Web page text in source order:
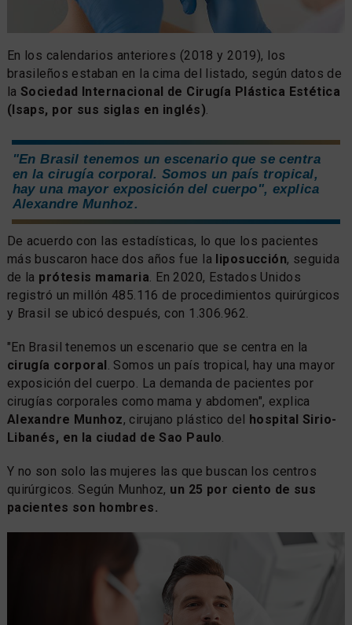
En los calendarios anteriores (2018 y 2019), los
brasileños estaban en la cima del listado, según datos de
la Sociedad Internacional de Cirugía Plástica Estética
(Isaps, por sus siglas en inglés)
"En Brasil tenemos un escenario que se centra
en la cirugía corporal. Somos un país tropical,
hay una mayor exposición del cuerpo", explica
Alexandre Munhoz.
De acuerdo con las estadísticas, lo que los pacientes
más buscaron hace dos años fue la liposucción, seguida
de la prótesis mamaria. En 2020, Estados Unidos
registró un millón 485.116 de procedimientos quirúrgicos
y Brasil se ubicó después, con 1.306.962.
"En Brasil tenemos un escenario que se centra en la
cirugía corporal. Somos un país tropical, hay una mayor
exposición del cuerpo. La demanda de pacientes por
cirugías corporales como mama y abdomen", explica
Alexandre Munhoz, cirujano plástico del hospital Sirio-
Libanés, en la ciudad de Sao Paulo.
Y no son solo las mujeres las que buscan los centros
quirúrgicos. Según Munhoz, un 25 por ciento de sus
pacientes son hombres.